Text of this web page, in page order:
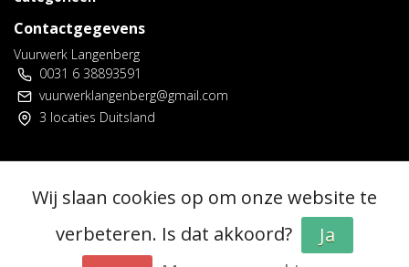
Contactgegevens
Vuurwerk Langenberg
0031 6 38893591
vuurwerklangenberg@gmail.com
3 locaties Duitsland
Algemene voorwaarden |Voorverkoop spelregels|Privacy policy|
Wij slaan cookies op om onze website te
verbeteren. Is dat akkoord?
Ja